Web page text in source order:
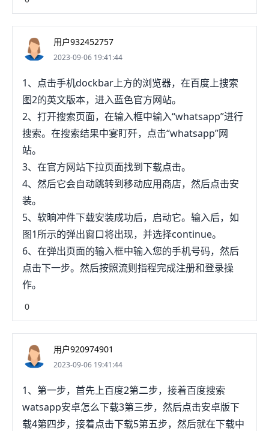
按屏幕底部的安装，然后在出现提示时，输入
AppleID密码。如果局搭配WhatsApp开始自动下
载，那就可以跳过这一步。7、等待WhatsApp下载
就下载完毕。你之后就可以打开应用，设置帐号了。
如果你想在下载后立即打开WhatsApp进行设置，可
以直接点按"WhatsAppMessenger"标题右边的打
开。如果你之前已经有WhatsApp帐号，想要恢复数
据，打开应用后，根桐指据提示验证手机号码。如果
有备份数据，WhatsApp会立即下载它们。方法2：
安卓移动设备1、打开"GooglePlay商店"。点
按"GooglePlay商店"，图标是一个多彩的三角形。打
开Play商店后，你可以在这里搜索和下载应用。确保
你的安卓设备系统为4.0.3或更高版本。2、点按屏幕
顶端的搜索栏。这时候会调出安卓的屏幕键盘，方便
你开始打字。搜索栏里面写着"搜索应用和游戏"。
3、输入whatsapp。屏幕上会出现一个下拉菜单，显
示所有符合的搜索结果。你要找的
是"WhatsAppInc"开发的"WhatsAppMessenger"。
应用旁边也会有绿色对号，表示Google已经验证了
它是真正的WhatsApp。4、点击安装。WhatsApp应
用旁边会有一个很大的绿色"安装"按钮，点按后会开
始自动将应用下载到移动设备。如果你已经下载了
WhatsApp，这里显示的按钮为"打开"，点按后就能
直接打开应用。5、出现提示时，点按"同意并继
用户932452757
2023-09-06 19:41:44
1、点击手机dockbar上方的浏览器，在百度上搜索
图2的英文版本，进入蓝色官方网站。
2、打开搜索页面，在输入框中输入“whatsapp”进行
搜索。在搜索结果中宴盯歼，点击“whatsapp”网
站。
3、在官方网站下拉页面找到下载点击。
4、然后它会自动跳转到移动应用商店，然后点击安
装。
5、软晌冲件下载安装成功后，启动它。输入后，如
图1所示的弹出窗口将出现，并选择continue。
6、在弹出页面的输入框中输入您的手机号码，然后
点击下一步。然后按照流则指程完成注册和登录操
作。
0
用户920974901
2023-09-06 19:41:44
1、第一步，首先上百度2第二步，接着百度搜索
watsapp安卓怎么下载3第三步，然后点击安卓版下
载4第四步，接着点击下载5第五步，然后就在下载中